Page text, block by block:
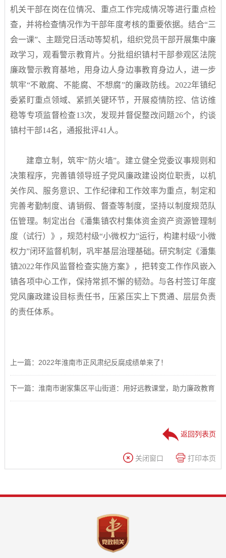
机关干部在岗在位情况、重点工作完成情况等进行重点检
查，并将检查情况作为干部年度考核的重要依据。结合“三
会一课”、主题党日活动等契机，组织党员干部开展集中廉
政学习，观看警示教育片。分批组织镇村干部参观区法院
廉政警示教育基地，用身边人身边事教育身边人，进一步
筑牢“不敢腐、不能腐、不想腐”的廉政防线。2022年镇纪
委紧盯重点领域、紧抓关键环节，开展疫情防控、信访维
稳等专项监督检查13次，发现并督促整改问题26个，约谈
镇村干部14名，通报批评41人。
建章立制，筑牢“防火墙”。建立健全党委议事规则和
决策程序，完善镇领导班子党风廉政建设岗位职责，以机
关作风、服务意识、工作纪律和工作效率为重点，制定和
完善考勤制度、请销假、督查等制度，坚持以制度规范队
伍管理。制定出台《潘集镇农村集体资金资产资源管理制
度（试行）》，规范村级“小微权力”运行，构建村级“小微
权力”闭环监督机制，巩牢基层治理基础。研究制定《潘集
镇2022年作风监督检查实施方案》，把转变工作作风嵌入
镇各项中心工作，保持常抓不懈的韧劲。与各村签订年度
党风廉政建设目标责任书，压紧压实上下贯通、层层负责
的责任体系。
上一篇：2022年淮南市正风肃纪反腐成绩单来了！
下一篇：淮南市谢家集区平山街道：用好远教课堂，助力廉政教育
返回列表页
关闭窗口 打印本页